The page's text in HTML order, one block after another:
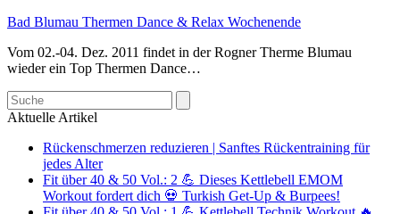
Bad Blumau Thermen Dance & Relax Wochenende
Vom 02.-04. Dez. 2011 findet in der Rogner Therme Blumau
wieder ein Top Thermen Dance…
Search
Aktuelle Artikel
Rückenschmerzen reduzieren | Sanftes Rückentraining für
jedes Alter
Fit über 40 & 50 Vol.: 2 💪 Dieses Kettlebell EMOM
Workout fordert dich 💀 Turkish Get-Up & Burpees!